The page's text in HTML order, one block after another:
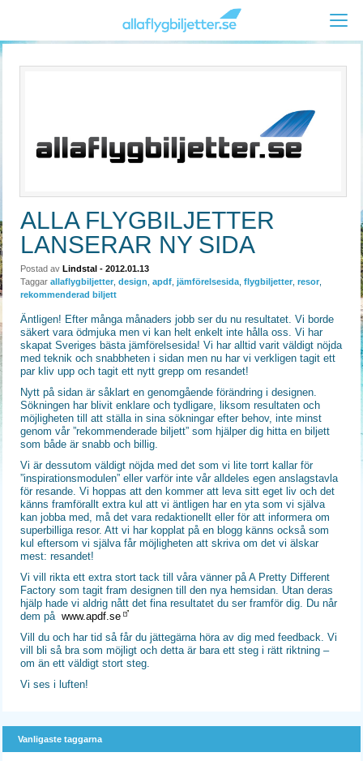
ALLA FLYGBILJETTER
LANSERAR NY SIDA
Postad avLindstal - 2012.01.13
Taggar allaflygbiljetter ,design ,apdf ,jämförelsesida ,flygbiljetter ,resor
rekommenderad biljett
Äntligen! Efter många månaders jobb ser du nu resultatet. Vi borde
säkert vara ödmjuka men vi kan helt enkelt inte hålla oss. Vi har
skapat Sveriges bästa jämförelsesida! Vi har alltid varit väldigt nöjda
med teknik och snabbheten i sidan men nu har vi verkligen tagit ett
par kliv upp och tagit ett nytt grepp om resandet!
Nytt på sidan är såklart en genomgående förändring i designen.
Sökningen har blivit enklare och tydligare, liksom resultaten och
möjligheten till att ställa in sina sökningar efter behov, inte minst
genom vår ”rekommenderade biljett” som hjälper dig hitta en biljett
som både är snabb och billig.
Vi är dessutom väldigt nöjda med det som vi lite torrt kallar för
”inspirationsmodulen” eller varför inte vår alldeles egen anslagstavla
för resande. Vi hoppas att den kommer att leva sitt eget liv och det
känns framförallt extra kul att vi äntligen har en yta som vi själva
kan jobba med, må det vara redaktionellt eller för att informera om
superbilliga resor. Att vi har kopplat på en blogg känns också som
kul eftersom vi själva får möjligheten att skriva om det vi älskar
mest: resandet!
Vi vill rikta ett extra stort tack till våra vänner på A Pretty Different
Factory som tagit fram designen till den nya hemsidan. Utan deras
hjälp hade vi aldrig nått det fina resultatet du ser framför dig. Du når
dem påwww.apdf.se
Vill du och har tid så får du jättegärna höra av dig med feedback. Vi
vill bli så bra som möjligt och detta är bara ett steg i rätt riktning –
om än ett väldigt stort steg.
Vi ses i luften!
Vanligaste taggarna